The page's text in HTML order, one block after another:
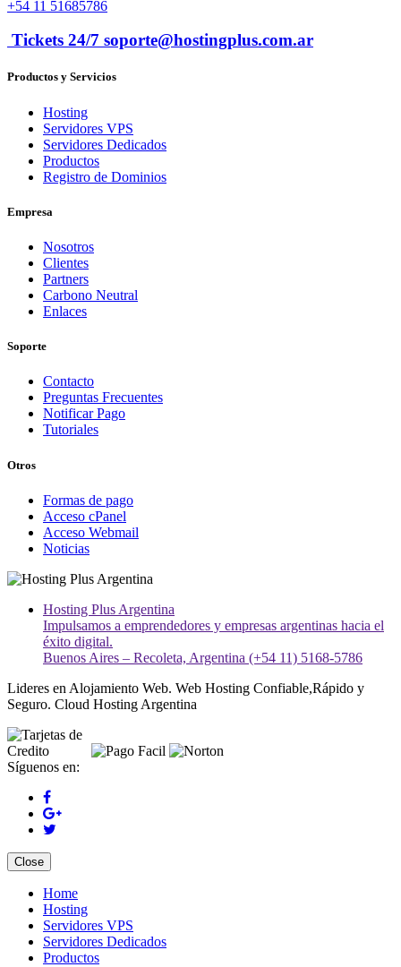
+54 11 51685786
Tickets 24/7 soporte@hostingplus.com.ar
Productos y Servicios
Hosting
Servidores VPS
Servidores Dedicados
Productos
Registro de Dominios
Empresa
Nosotros
Clientes
Partners
Carbono Neutral
Enlaces
Soporte
Contacto
Preguntas Frecuentes
Notificar Pago
Tutoriales
Otros
Formas de pago
Acceso cPanel
Acceso Webmail
Noticias
Hosting Plus Argentina
Impulsamos a emprendedores y empresas argentinas hacia el
éxito digital.
Buenos Aires – Recoleta, Argentina (+54 11) 5168-5786
Lideres en Alojamiento Web. Web Hosting Confiable,Rápido y
Seguro. Cloud Hosting Argentina
Síguenos en:
Close
Home
Hosting
Servidores VPS
Servidores Dedicados
Productos